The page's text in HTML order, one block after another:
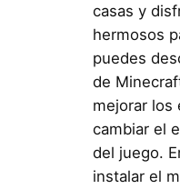
casas y
hermosos
puedes
de
mejorar los
cambiar el
del juego.
instalar el